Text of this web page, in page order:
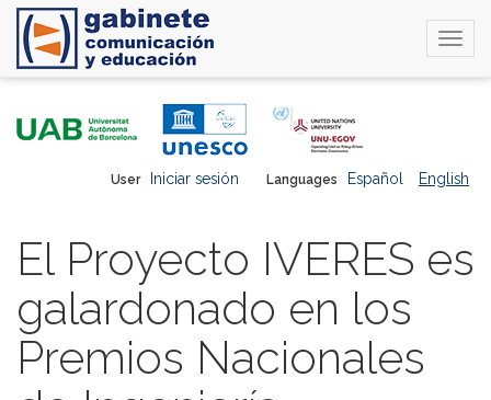
Languages Español English
User Iniciar sesión
El Proyecto IVERES es
galardonado en los
Premios Nacionales